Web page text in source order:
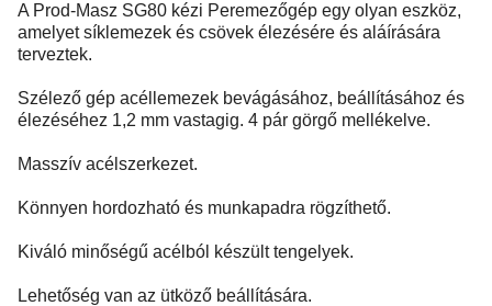
A Prod-Masz SG80 kézi Peremezőgép egy olyan eszköz,
amelyet síklemezek és csövek élezésére és aláírására
terveztek.
Szélező gép acéllemezek bevágásához, beállításához és
élezéséhez 1,2 mm vastagig. 4 pár görgő mellékelve.
Masszív acélszerkezet.
Könnyen hordozható és munkapadra rögzíthető.
Kiváló minőségű acélból készült tengelyek.
Lehetőség van az ütköző beállítására.